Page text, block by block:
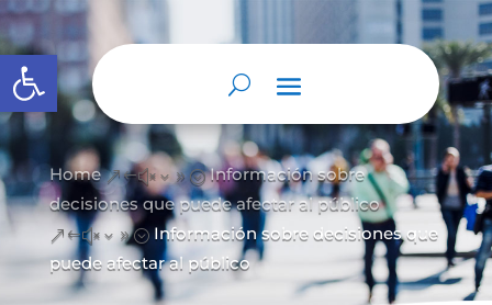
Abrir barra de herramientas
Home &#x39; Información sobre
decisiones que puede afectar al público
&#x39; Información sobre decisiones que
puede afectar al público